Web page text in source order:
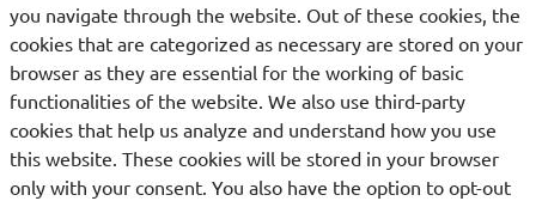
you navigate through the website. Out of these cookies, the
cookies that are categorized as necessary are stored on your
browser as they are essential for the working of basic
functionalities of the website. We also use third-party
cookies that help us analyze and understand how you use
this website. These cookies will be stored in your browser
only with your consent. You also have the option to opt-out